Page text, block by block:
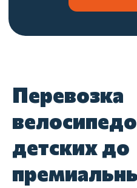
Перевозка
детских до